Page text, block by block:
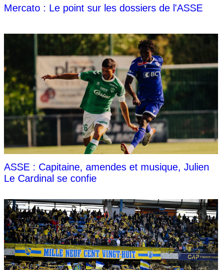
Mercato : Le point sur les dossiers de l'ASSE
ASSE : Capitaine, amendes et musique, Julien
Le Cardinal se confie